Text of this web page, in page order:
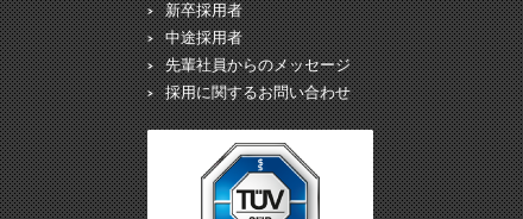
新卒採用者
中途採用者
先輩社員からのメッセージ
採用に関するお問い合わせ